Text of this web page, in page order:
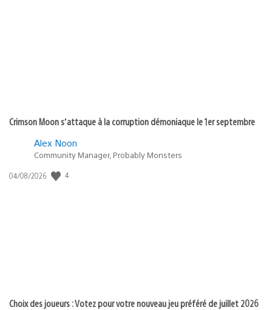
Crimson Moon s’attaque à la corruption démoniaque le 1er septembre
Alex Noon
Community Manager, Probably Monsters
Date
04/08/2026 4
Choix des joueurs : Votez pour votre nouveau jeu préféré de juillet 2026